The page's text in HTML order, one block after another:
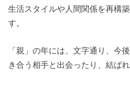
生活スタイルや人間関係を再構
す。
「親」の年には、文字通り、今
き合う相手と出会ったり、結ばれ